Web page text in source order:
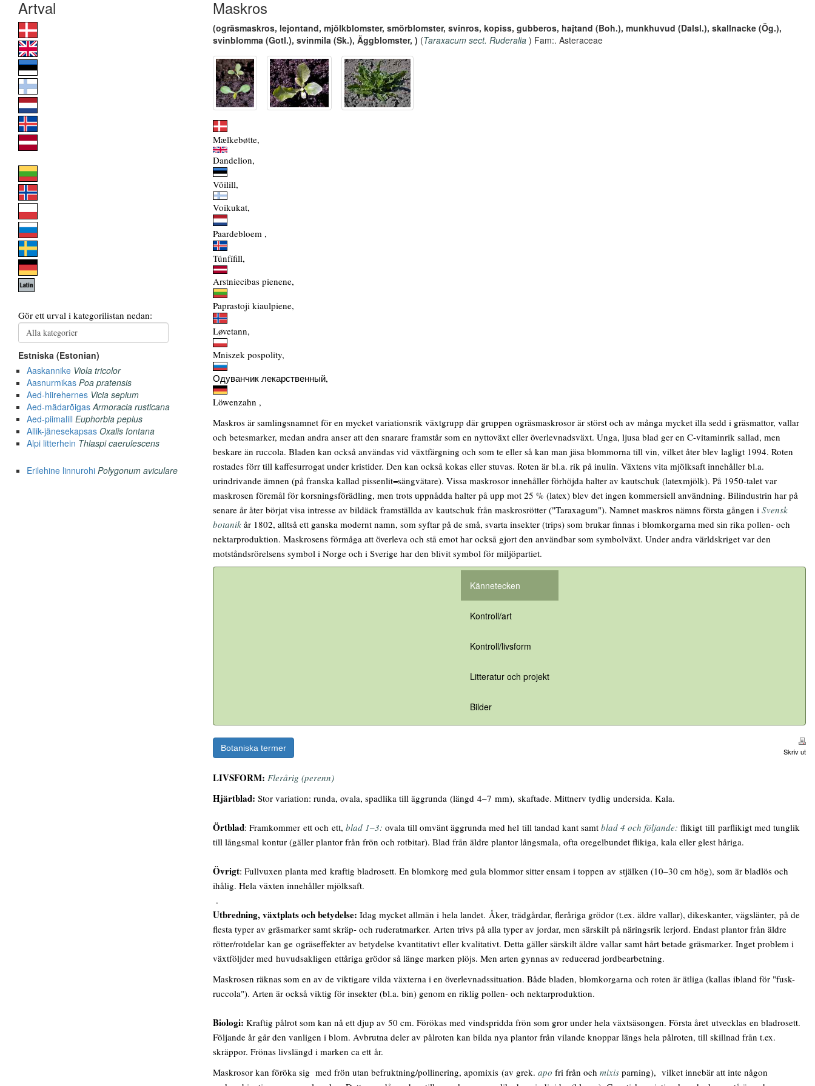
Maskros
(ogräsmaskros, lejontand, mjölkblomster, smörblomster, svinros, kopiss, gubberos, hajtand (Boh.), munkhuvud (Dalsl.), skallnacke (Ög.),
svinblomma (Gotl.), svinmila (Sk.), Äggblomster, ) (Taraxacum sect. Ruderalia ) Fam:. Asteraceae
Mælkebøtte,
Dandelion,
Võilill,
Voikukat,
Paardebloem ,
Túnfífill,
Arstniecibas pienene,
Paprastoji kiaulpiene,
Løvetann,
Mniszek pospolity,
Одуванчик лекарственный,
Löwenzahn ,
Maskros är samlingsnamnet för en mycket variationsrik växtgrupp där gruppen ogräsmaskrosor är störst och av många mycket illa sedd i gräsmattor, vallar
och betesmarker, medan andra anser att den snarare framstår som en nyttoväxt eller överlevnadsväxt. Unga, ljusa blad ger en C-vitaminrik sallad, men
beskare än ruccola. Bladen kan också användas vid växtfärgning och som te eller så kan man jäsa blommorna till vin, vilket åter blev lagligt 1994. Roten
rostades förr till kaffesurrogat under kristider. Den kan också kokas eller stuvas. Roten är bl.a. rik på inulin. Växtens vita mjölksaft innehåller bl.a.
urindrivande ämnen (på franska kallad pissenlit=sängvätare). Vissa maskrosor innehåller förhöjda halter av kautschuk (latexmjölk). På 1950-talet var
maskrosen föremål för korsningsförädling, men trots uppnådda halter på upp mot 25 % (latex) blev det ingen kommersiell användning. Bilindustrin har på
senare år åter börjat visa intresse av bildäck framställda av kautschuk från maskrosrötter ("Taraxagum"). Namnet maskros nämns första gången i Svensk
botanik år 1802, alltså ett ganska modernt namn, som syftar på de små, svarta insekter (trips) som brukar finnas i blomkorgarna med sin rika pollen- och
nektarproduktion. Maskrosens förmåga att överleva och stå emot har också gjort den användbar som symbolväxt. Under andra världskriget var den
motståndsrörelsens symbol i Norge och i Sverige har den blivit symbol för miljöpartiet.
Kännetecken
Kontroll/art
Kontroll/livsform
Litteratur och projekt
Bilder
Botaniska termer Skriv ut
LIVSFORM: Flerårig (perenn)
Hjärtblad: Stor variation: runda, ovala, spadlika till äggrunda (längd 4–7 mm), skaftade. Mittnerv tydlig undersida. Kala.
Örtblad: Framkommer ett och ett, blad 1–3: ovala till omvänt äggrunda med hel till tandad kant samt blad 4 och följande: flikigt till parflikigt med tunglik
till långsmal kontur (gäller plantor från frön och rotbitar). Blad från äldre plantor långsmala, ofta oregelbundet flikiga, kala eller glest håriga.
Övrigt: Fullvuxen planta med kraftig bladrosett. En blomkorg med gula blommor sitter ensam i toppen av stjälken (10–30 cm hög), som är bladlös och
ihålig. Hela växten innehåller mjölksaft.
.
Utbredning, växtplats och betydelse: Idag mycket allmän i hela landet. Åker, trädgårdar, fleråriga grödor (t.ex. äldre vallar), dikeskanter, vägslänter, på de
flesta typer av gräsmarker samt skräp- och ruderatmarker. Arten trivs på alla typer av jordar, men särskilt på näringsrik lerjord. Endast plantor från äldre
rötter/rotdelar kan ge ogräseffekter av betydelse kvantitativt eller kvalitativt. Detta gäller särskilt äldre vallar samt hårt betade gräsmarker. Inget problem i
växtföljder med huvudsakligen ettåriga grödor så länge marken plöjs. Men arten gynnas av reducerad jordbearbetning.
Maskrosen räknas som en av de viktigare vilda växterna i en överlevnadssituation. Både bladen, blomkorgarna och roten är ätliga (kallas ibland för "fusk-
ruccola"). Arten är också viktig för insekter (bl.a. bin) genom en riklig pollen- och nektarproduktion.
Biologi: Kraftig pålrot som kan nå ett djup av 50 cm. Förökas med vindspridda frön som gror under hela växtsäsongen. Första året utvecklas en bladrosett.
Följande år går den vanligen i blom. Avbrutna deler av pålroten kan bilda nya plantor från vilande knoppar längs hela pålroten, till skillnad från t.ex.
skräppor. Frönas livslängd i marken ca ett år.
Maskrosor kan föröka sig med frön utan befruktning/pollinering, apomixis (av grek. apo fri från och mixis parning), vilket innebär att inte någon